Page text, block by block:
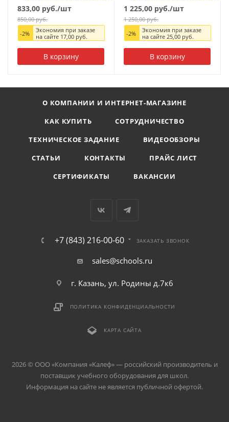
833,00 руб./шт
850,00руб.
-2%
Экономия при заказе
на сайте 17,00руб.
В корзину
1 225,00 руб./шт
1 250,00руб.
-2%
Экономия при заказе
на сайте 25,00руб.
В корзину
О КОМПАНИИ И ИНТЕРНЕТ-МАГАЗИНЕ
КАК КУПИТЬ
СОТРУДНИЧЕСТВО
ТЕХНИЧЕСКОЕ ЗАДАНИЕ
ВИДЕООБЗОРЫ
СТАТЬИ
КОНТАКТЫ
ПРАЙС ЛИСТ
СЕРТИФИКАТЫ
ВАКАНСИИ
+7 (843) 216-00-60 ЗАКАЗАТЬ ЗВОНОК
sales@schools.ru
г. Казань, ул. Родины д.7к6
ПОЛИТИКА КОНФИДЕНЦИАЛЬНОСТИ
КАРТА САЙТА
2026 © ООО «Компания «Kалеф» — российский производитель и
поставщик учебного оборудования для школ.
Информация на сайте не является публичной офертой.